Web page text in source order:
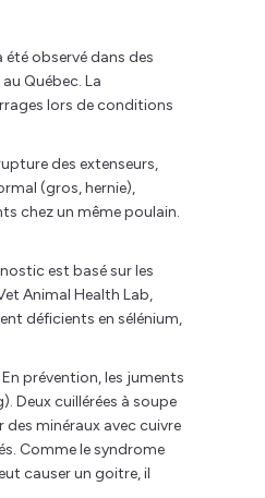
observé dans des
Québec. La
lors de conditions
des extenseurs,
(gros, hernie),
chez un même poulain.
est basé sur les
Animal Health Lab,
déficients en sélénium,
prévention, les juments
Deux cuillérées à soupe
minéraux avec cuivre
Comme le syndrome
causer un goitre, il